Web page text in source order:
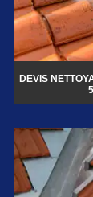
DEVIS